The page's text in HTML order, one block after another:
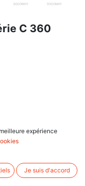
C 360
143701007, pour
expérience
Je suis d'accord